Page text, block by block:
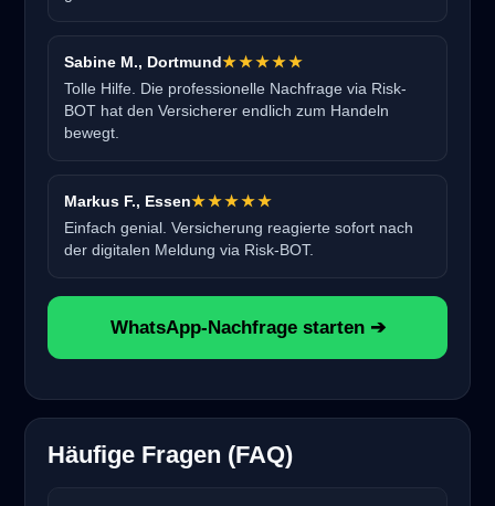
Sabine M., Dortmund★★★★★
Tolle Hilfe. Die professionelle Nachfrage via Risk-
BOT hat den Versicherer endlich zum Handeln
bewegt.
Markus F., Essen★★★★★
Einfach genial. Versicherung reagierte sofort nach
der digitalen Meldung via Risk-BOT.
WhatsApp-Nachfrage starten ➔
Häufige Fragen (FAQ)